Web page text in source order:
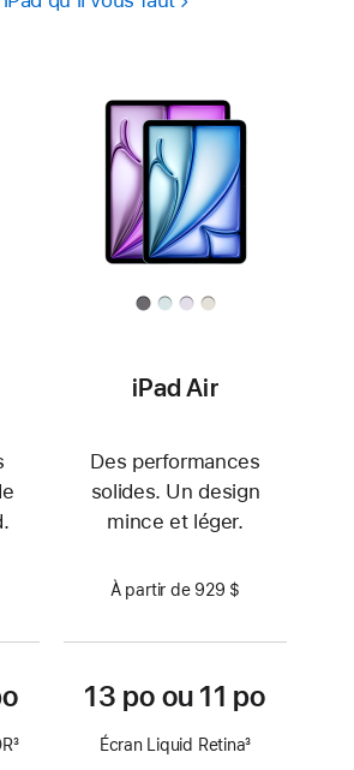
3
iPad Air
Des performances
solides. Un design
mince et léger.
À partir de 929 $
13 po ou 11 po
Écran Liquid Retina3